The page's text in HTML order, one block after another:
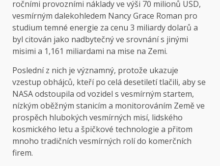
ročními provozními náklady ve výši 70 milionů USD,
vesmírným dalekohledem Nancy Grace Roman pro
studium temné energie za cenu 3 miliardy dolarů a
byl citován jako nadbytečný ve srovnání s jinými
misimi a 1,161 miliardami na mise na Zemi.
Poslední z nich je významný, protože ukazuje
vzestup obhájců, kteří po celá desetiletí tlačili, aby se
NASA odstoupila od vozidel s vesmírným startem,
nízkým oběžným stanicím a monitorováním Země ve
prospěch hlubokých vesmírných misí, lidského
kosmického letu a špičkové technologie a přitom
mnoho tradičních vesmírných rolí do komerčních
firem.